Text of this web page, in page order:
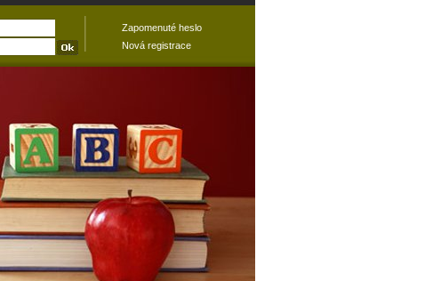
Zapomenuté heslo
Nová registrace